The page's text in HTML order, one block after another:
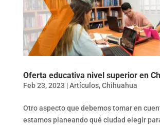
Oferta educativa nivel superior en
Feb 23, 2023 |Artículos,Chihuahua
Otro aspecto que debemos tomar en
estamos planeando qué ciudad elegir